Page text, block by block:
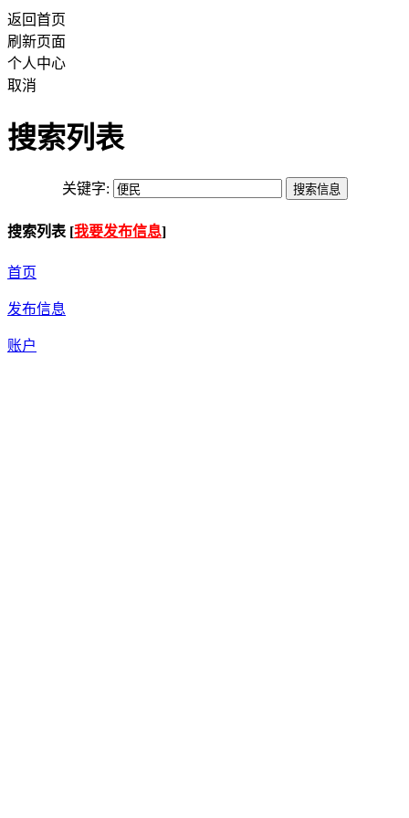
返回首页
刷新页面
个人中心
取消
搜索列表
关键字:
搜索列表 [我要发布信息]
首页
发布信息
账户